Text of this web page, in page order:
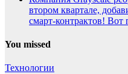
втором квартале,
смарт-контрактов! Вот
You missed
Технологии